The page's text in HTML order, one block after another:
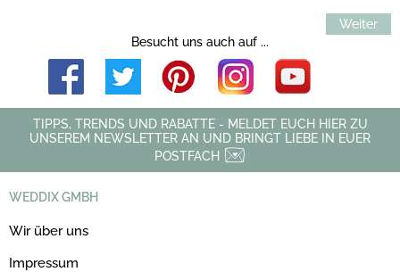
Weiter
Besucht uns auch auf ...
TIPPS, TRENDS UND RABATTE - MELDET EUCH HIER ZU
UNSEREM NEWSLETTER AN UND BRINGT LIEBE IN EUER
POSTFACH
WEDDIX GMBH
Wir über uns
Impressum